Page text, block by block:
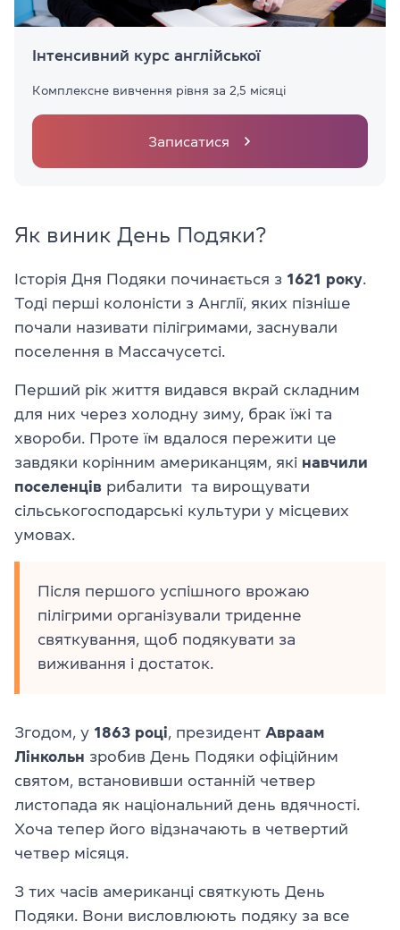
Інтенсивний курс англійської
Комплексне вивчення рівня за 2,5 місяці
Записатися
Як виник День Подяки?
Історія Дня Подяки починається з 1621 року.
Тоді перші колоністи з Англії, яких пізніше
почали називати пілігримами, заснували
поселення в Массачусетсі.
Перший рік життя видався вкрай складним
для них через холодну зиму, брак їжі та
хвороби. Проте їм вдалося пережити це
завдяки корінним американцям, які навчили
поселенців рибалити та вирощувати
сільськогосподарські культури у місцевих
умовах.
Після першого успішного врожаю
пілігрими організували триденне
святкування, щоб подякувати за
виживання і достаток.
Згодом, у 1863 році, президент Авраам
Лінкольн зробив День Подяки офіційним
святом, встановивши останній четвер
листопада як національний день вдячності.
Хоча тепер його відзначають в четвертий
четвер місяця.
З тих часів американці святкують День
Подяки. Вони висловлюють подяку за все